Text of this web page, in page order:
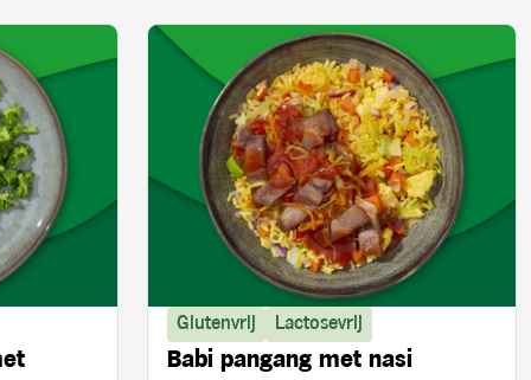
Glutenvrij Lactosevrij
Babi pangang met nasi